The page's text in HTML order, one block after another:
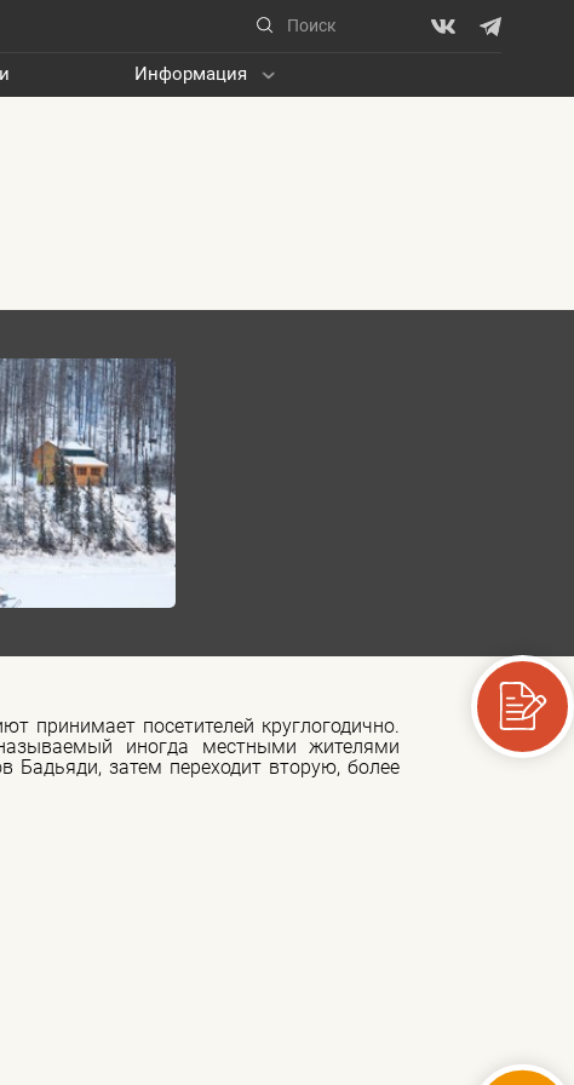
Информация
принимает посетителей круглогодично.
иногда местными жителями
Бадьяди, затем переходит вторую, более